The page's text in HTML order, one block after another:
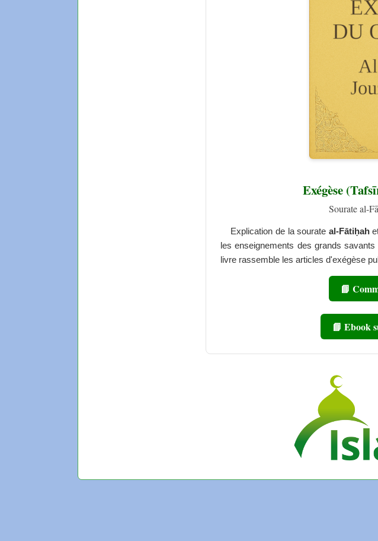
Exégèse
Sourate al-
Explication de la sourate al-Fātiḥah
les enseignements des grands
livre rassemble les articles d'exégèse
📘
📘 Ebook